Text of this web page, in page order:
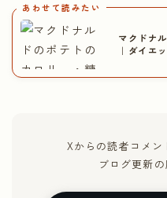
あわせて読みたい
マクドナ
｜ダイエ
Xからの読者コメン
ブログ更新